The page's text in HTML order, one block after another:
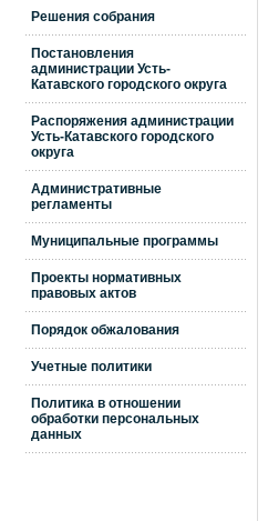
Решения собрания
Постановления
администрации Усть-
Катавского городского округа
Распоряжения администрации
Усть-Катавского городского
округа
Административные
регламенты
Муниципальные программы
Проекты нормативных
правовых актов
Порядок обжалования
Учетные политики
Политика в отношении
обработки персональных
данных